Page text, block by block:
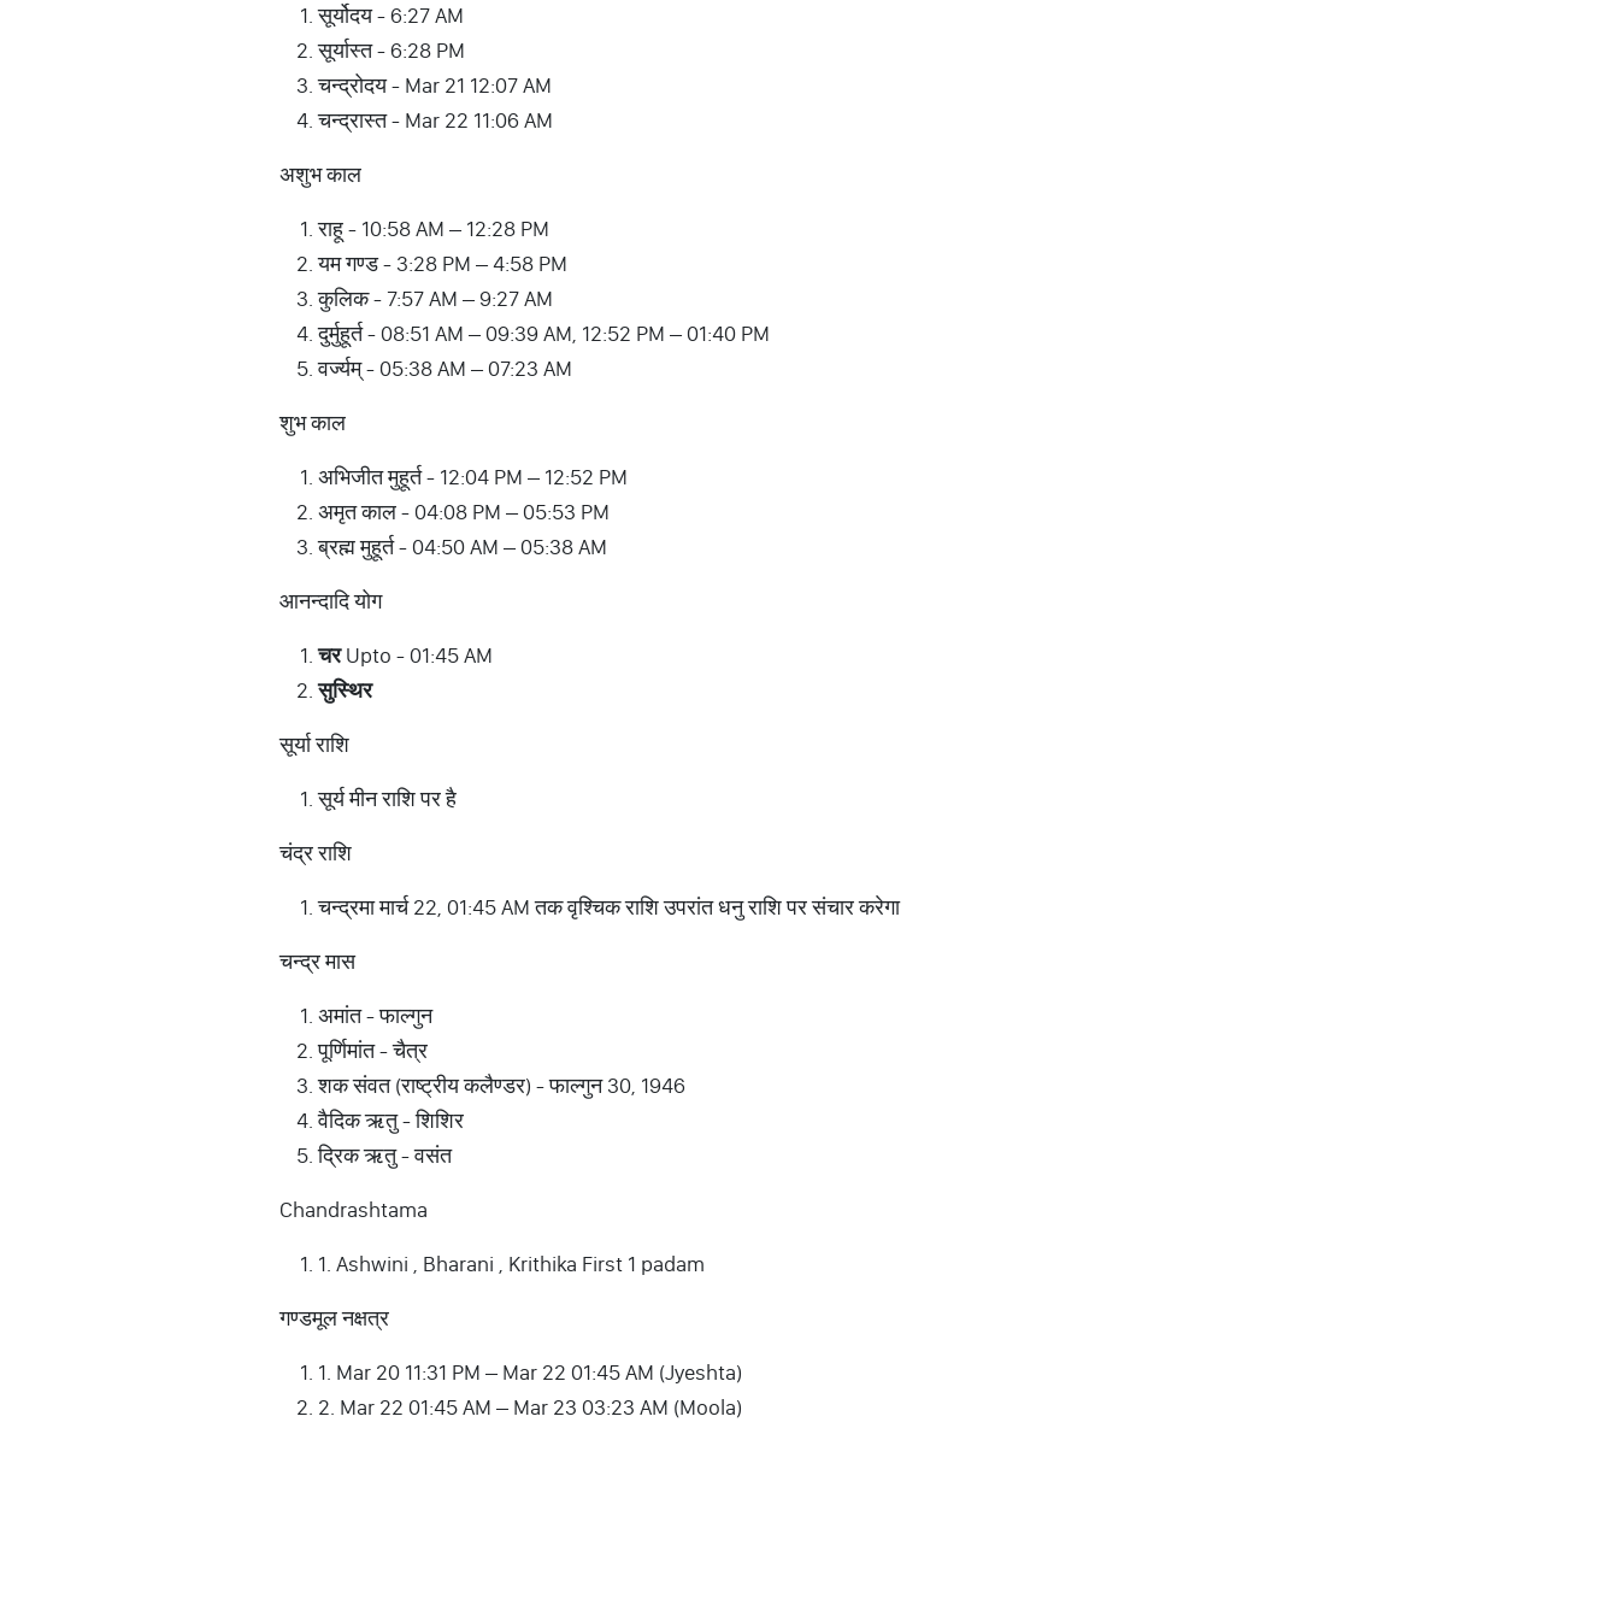
सूर्योदय - 6:27 AM
सूर्यास्त - 6:28 PM
चन्द्रोदय - Mar 21 12:07 AM
चन्द्रास्त - Mar 22 11:06 AM
अशुभ काल
राहू - 10:58 AM – 12:28 PM
यम गण्ड - 3:28 PM – 4:58 PM
कुलिक - 7:57 AM – 9:27 AM
दुर्मुहूर्त - 08:51 AM – 09:39 AM, 12:52 PM – 01:40 PM
वर्ज्यम् - 05:38 AM – 07:23 AM
शुभ काल
अभिजीत मुहूर्त - 12:04 PM – 12:52 PM
अमृत काल - 04:08 PM – 05:53 PM
ब्रह्म मुहूर्त - 04:50 AM – 05:38 AM
आनन्दादि योग
चरUpto - 01:45 AM
सुस्थिर
सूर्या राशि
सूर्य मीन राशि पर है
चंद्र राशि
चन्द्रमा मार्च 22, 01:45 AM तक वृश्चिक राशि उपरांत धनु राशि पर संचार करेगा
चन्द्र मास
अमांत - फाल्गुन
पूर्णिमांत - चैत्र
शक संवत (राष्ट्रीय कलैण्डर) - फाल्गुन 30, 1946
वैदिक ऋतु - शिशिर
द्रिक ऋतु - वसंत
Chandrashtama
1. Ashwini , Bharani , Krithika First 1 padam
गण्डमूल नक्षत्र
1. Mar 20 11:31 PM – Mar 22 01:45 AM (Jyeshta)
2. Mar 22 01:45 AM – Mar 23 03:23 AM (Moola)